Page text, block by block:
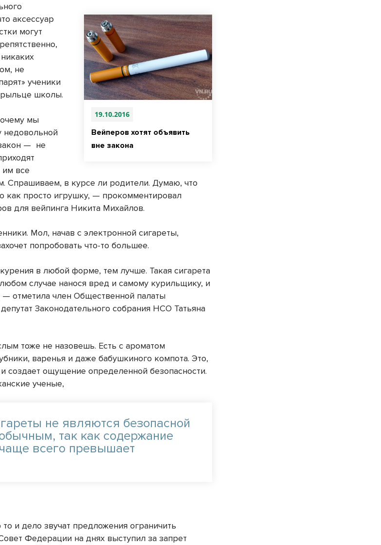
19.10.2016
Вейперов хотят объявить
вне закона
аксессуар
могут
не
ученики
школы.
мы
недовольной
— не
все
Спрашиваем, в курсе ли родители. Думаю, что
как просто игрушку, — прокомментировал
для вейпинга Никита Михайлов.
Мол, начав с электронной сигареты,
попробовать что-то большее.
в любой форме, тем лучше. Такая сигарета
случае нанося вред и самому курильщику, и
отметила член Общественной палаты
Законодательного собрания НСО Татьяна
тоже не назовешь. Есть с ароматом
варенья и даже бабушкиного компота. Это,
создает ощущение определенной безопасности.
ученые,
не являются безопасной
так как содержание
всего превышает
и дело звучат предложения ограничить
Федерации на днях выступил за запрет